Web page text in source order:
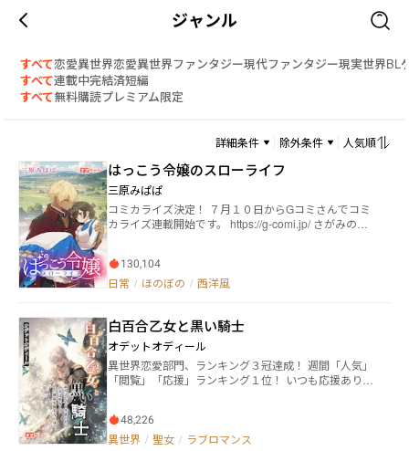
ジャンル
すべて恋愛異世界恋愛異世界ファンタジー現代ファンタジー現実世界BL
すべて連載中完結済短編
すべて無料購読プレミアム限定
詳細条件 除外条件 人気順
はっこう令嬢のスローライフ
三原みぱぱ
コミカライズ決定！ ７月１０日からGコミさんでコミ
カライズ連載開始です。 https://g-comi.jp/ さがみのの
って妹のアリスのお世話をして暮らしていた。 ファー
レン家の白百合と呼ばれるアリスに対し、「じゃない
サラの気持ちを無視して婚約が成立し、一年が過ぎた
ころ、ジェラール王子はサラに「真実の愛を見つけた
ので、婚約を破棄する」と言い放った。 それだけであ
れば、望まぬ婚約を破棄されただけだったのだが、ジ
ェラール王子はサラを暗殺未遂の罪で追放したのだっ
身に付けた異能の力を使い、一人暮らしを満喫してい
た。 そこにエリオットとハンナと言う旅の父娘が現
れ、奇妙な三人暮らしが始まったのだった。
130,104
日常 / ほのぼの / 西洋風
白百合乙女と黒い騎士
オデットオディール
異世界恋愛部門、ランキング３冠達成！ 週間「人気」
「閲覧」「応援」ランキング１位！ いつも応援ありが
うに働かせられる日々。双子の姉は聖女として認定さ
れているが、リリーは自身の持つ不思議な力について
48,226
異世界 / 聖女 / ラブロマンス